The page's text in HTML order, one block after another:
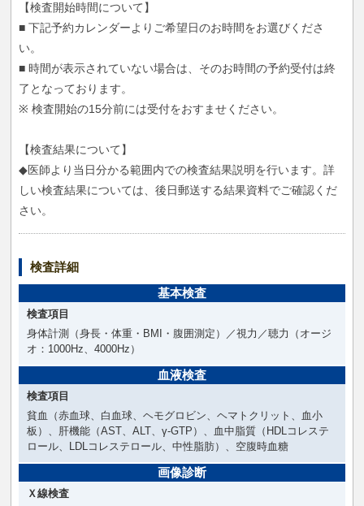
【検査開始時間について】
■ 下記予約カレンダーよりご希望日のお時間をお選びくださ
い。
■ 時間が表示されていない場合は、そのお時間の予約受付は終
了となっております。
※ 検査開始の15分前には受付をおすませください。
【検査結果について】
◆医師より当日分かる範囲内での検査結果説明を行います。詳
しい検査結果については、後日郵送する結果資料でご確認くだ
さい。
検査詳細
基本検査
検査項目
身体計測（身長・体重・BMI・腹囲測定）／視力／聴力（オージ
オ：1000Hz、4000Hz）
血液検査
検査項目
貧血（赤血球、白血球、ヘモグロビン、ヘマトクリット、血小
板）、肝機能（AST、ALT、γ-GTP）、血中脂質（HDLコレステ
ロール、LDLコレステロール、中性脂肪）、空腹時血糖
画像診断
Ｘ線検査